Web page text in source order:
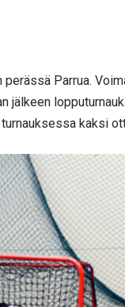
Parrua.
jälkeen
kaksi